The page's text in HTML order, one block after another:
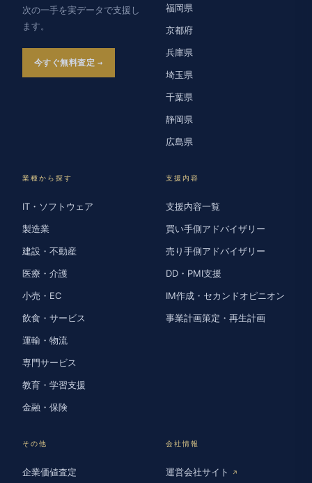
次の一手を実データで支援し
ます。
今すぐ無料査定
福岡県
京都府
兵庫県
埼玉県
千葉県
静岡県
広島県
業種から探す
IT・ソフトウェア
製造業
建設・不動産
医療・介護
小売・EC
飲食・サービス
運輸・物流
専門サービス
教育・学習支援
金融・保険
支援内容
支援内容一覧
買い手側アドバイザリー
売り手側アドバイザリー
DD・PMI支援
IM作成・セカンドオピニオン
事業計画策定・再生計画
その他
企業価値査定
会社情報
運営会社サイト ↗